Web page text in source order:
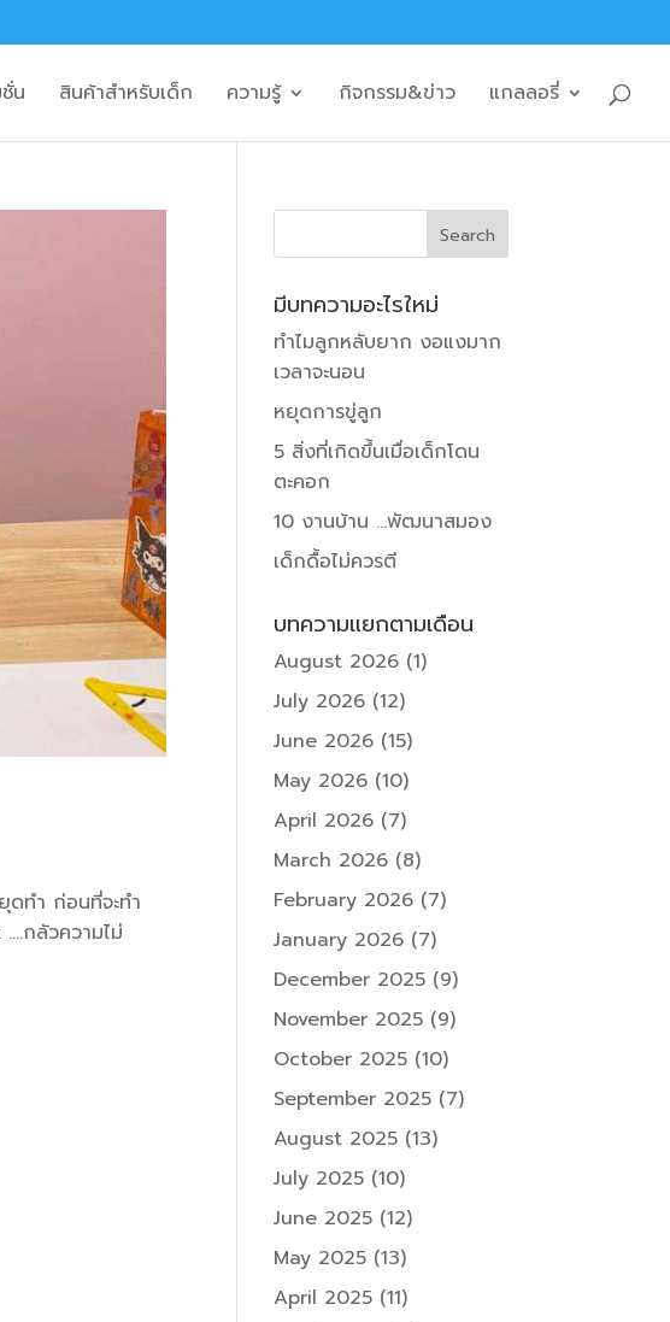
น สินค้าสำหรับเด็ก ความรู้ กิจกรรม&ข่าว แกลลอรี่
ทำ ก่อนที่จะทำ
กลัวความไม่
มีบทความอะไรใหม่
ทำไมลูกหลับยาก งอแงมาก
เวลาจะนอน
หยุดการขู่ลูก
5 สิ่งที่เกิดขึ้นเมื่อเด็กโดน
ตะคอก
10 งานบ้าน …พัฒนาสมอง
เด็กดื้อไม่ควรตี
บทความแยกตามเดือน
August 2026 (1)
July 2026 (12)
June 2026 (15)
May 2026 (10)
April 2026 (7)
March 2026 (8)
February 2026 (7)
January 2026 (7)
December 2025 (9)
November 2025 (9)
October 2025 (10)
September 2025 (7)
August 2025 (13)
July 2025 (10)
June 2025 (12)
May 2025 (13)
April 2025 (11)